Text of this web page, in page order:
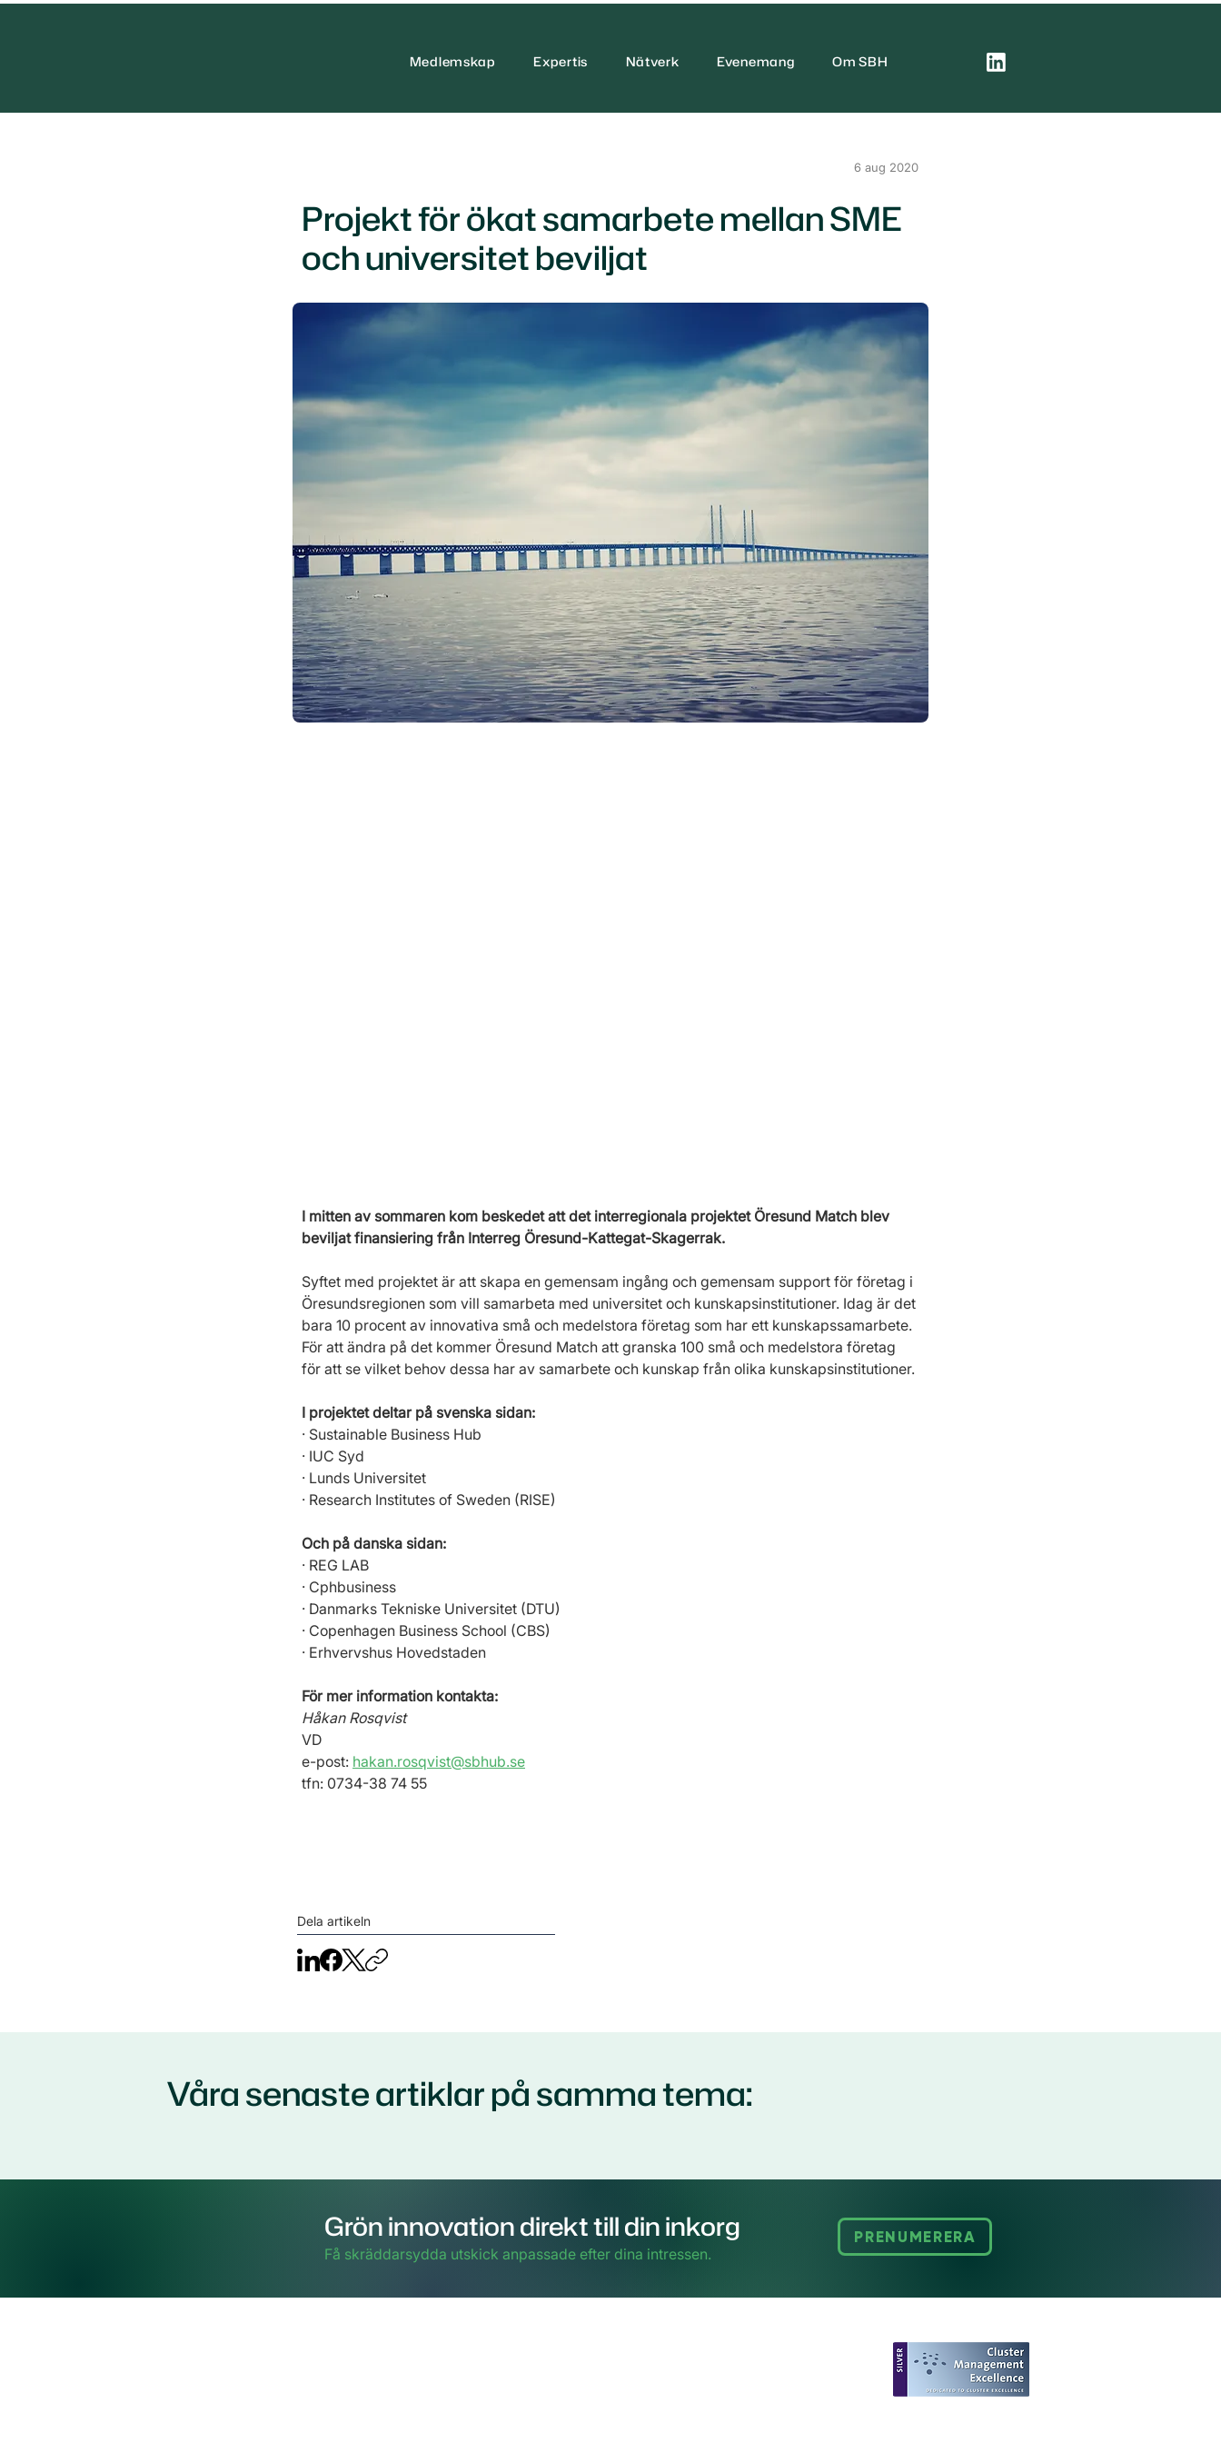
Medlemskap Expertis Nätverk Evenemang Om SBH
6 aug 2020
Projekt för ökat samarbete mellan SME
och universitet beviljat
I mitten av sommaren kom beskedet att det interregionala projektet Öresund Match blev
beviljat finansiering från Interreg Öresund-Kattegat-Skagerrak.
Syftet med projektet är att skapa en gemensam ingång och gemensam support för företag i
Öresundsregionen som vill samarbeta med universitet och kunskapsinstitutioner. Idag är det
bara 10 procent av innovativa små och medelstora företag som har ett kunskapssamarbete.
För att ändra på det kommer Öresund Match att granska 100 små och medelstora företag
för att se vilket behov dessa har av samarbete och kunskap från olika kunskapsinstitutioner.
I projektet deltar på svenska sidan:
· Sustainable Business Hub
· IUC Syd
· Lunds Universitet
· Research Institutes of Sweden (RISE)
Och på danska sidan:
· REG LAB
· Cphbusiness
· Danmarks Tekniske Universitet (DTU)
· Copenhagen Business School (CBS)
· Erhvervshus Hovedstaden
För mer information kontakta:
Håkan Rosqvist
VD
e-post: hakan.rosqvist@sbhub.se
tfn: 0734-38 74 55
Dela artikeln
Våra senaste artiklar på samma tema:
Grön innovation direkt till din inkorg
Få skräddarsydda utskick anpassade efter dina intressen.
PRENUMERERA